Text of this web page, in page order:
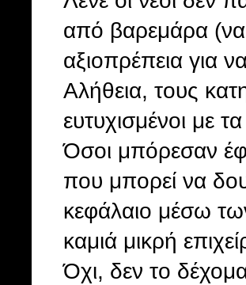
από βαρεμάρα
αξιοπρέπεια για
Αλήθεια, τους
ευτυχισμένοι με
Όσοι μπόρεσαν
που μπορεί να
κεφάλαιο μέσω
καμιά μικρή
Όχι, δεν το